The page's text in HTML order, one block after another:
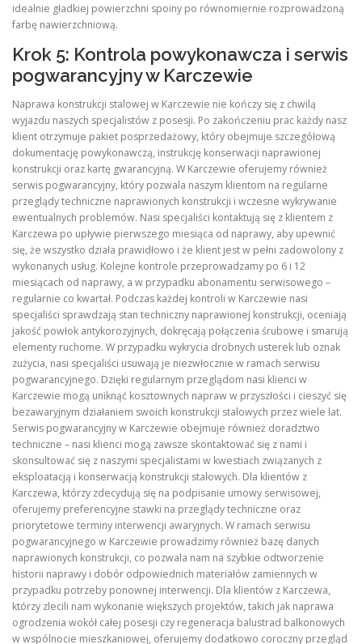
idealnie gładkiej powierzchni spoiny po równomiernie rozprowadzoną
farbę nawierzchniową.
Krok 5: Kontrola powykonawcza i serwis
pogwarancyjny w Karczewie
Naprawa konstrukcji stalowej w Karczewie nie kończy się z chwilą
wyjazdu naszych specjalistów z posesji. Po zakończeniu prac każdy nasz
klient otrzymuje pakiet posprzedażowy, który obejmuje szczegółową
dokumentację powykonawczą, instrukcję konserwacji naprawionej
konstrukcji oraz kartę gwarancyjną. W Karczewie oferujemy również
serwis pogwarancyjny, który pozwala naszym klientom na regularne
przeglądy techniczne naprawionych konstrukcji i wczesne wykrywanie
ewentualnych problemów. Nasi specjaliści kontaktują się z klientem z
Karczewa po upływie pierwszego miesiąca od naprawy, aby upewnić
się, że wszystko działa prawidłowo i że klient jest w pełni zadowolony z
wykonanych usług. Kolejne kontrole przeprowadzamy po 6 i 12
miesiącach od naprawy, a w przypadku abonamentu serwisowego –
regularnie co kwartał. Podczas każdej kontroli w Karczewie nasi
specjaliści sprawdzają stan techniczny naprawionej konstrukcji, oceniają
jakość powłok antykorozyjnych, dokręcają połączenia śrubowe i smarują
elementy ruchome. W przypadku wykrycia drobnych usterek lub oznak
zużycia, nasi specjaliści usuwają je niezwłocznie w ramach serwisu
pogwarancyjnego. Dzięki regularnym przeglądom nasi klienci w
Karczewie mogą uniknąć kosztownych napraw w przyszłości i cieszyć się
bezawaryjnym działaniem swoich konstrukcji stalowych przez wiele lat.
Serwis pogwarancyjny w Karczewie obejmuje również doradztwo
techniczne – nasi klienci mogą zawsze skontaktować się z nami i
skonsultować się z naszymi specjalistami w kwestiach związanych z
eksploatacją i konserwacją konstrukcji stalowych. Dla klientów z
Karczewa, którzy zdecydują się na podpisanie umowy serwisowej,
oferujemy preferencyjne stawki na przeglądy techniczne oraz
priorytetowe terminy interwencji awaryjnych. W ramach serwisu
pogwarancyjnego w Karczewie prowadzimy również bazę danych
naprawionych konstrukcji, co pozwala nam na szybkie odtworzenie
historii naprawy i dobór odpowiednich materiałów zamiennych w
przypadku potrzeby ponownej interwencji. Dla klientów z Karczewa,
którzy zlecili nam wykonanie większych projektów, takich jak naprawa
ogrodzenia wokół całej posesji czy regeneracja balustrad balkonowych
w wspólnocie mieszkaniowej, oferujemy dodatkowo coroczny przegląd